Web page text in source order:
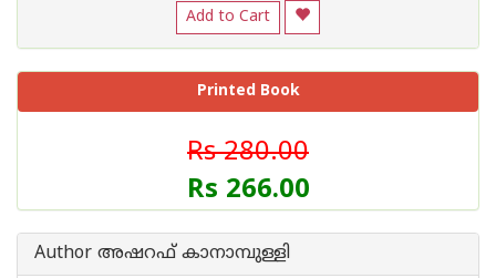
Add to Cart
Printed Book
Rs 280.00
Rs 266.00
Author അഷറഫ് കാനാമ്പുള്ളി